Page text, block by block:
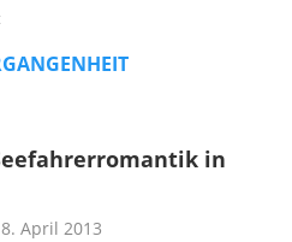
in
8. April 2013